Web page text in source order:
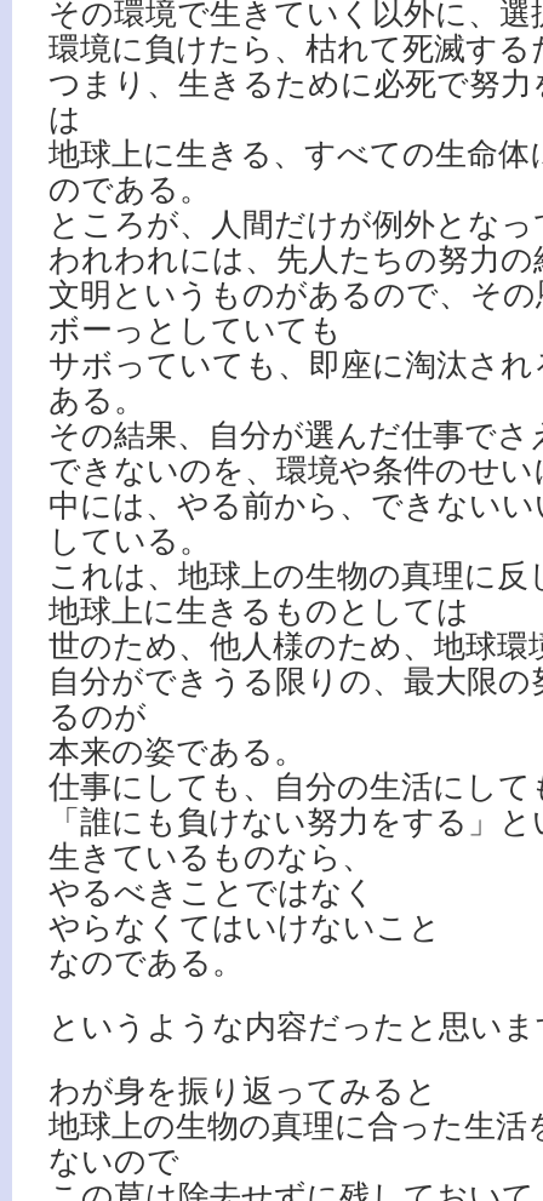
その環境で生きていく以外に、選
環境に負けたら、枯れて死滅す
つまり、生きるために必死で努
は
地球上に生きる、すべての生命
のである。
ところが、人間だけが例外とな
われわれには、先人たちの努力の
文明というものがあるので、そ
ボーっとしていても
サボっていても、即座に淘汰さ
ある。
その結果、自分が選んだ仕事でさ
できないのを、環境や条件のせ
中には、やる前から、できない
している。
これは、地球上の生物の真理に
地球上に生きるものとしては
世のため、他人様のため、地球環
自分ができうる限りの、最大限
るのが
本来の姿である。
仕事にしても、自分の生活にして
「誰にも負けない努力をする」
生きているものなら、
やるべきことではなく
やらなくてはいけないこと
なのである。
というような内容だったと思い
わが身を振り返ってみると
地球上の生物の真理に合った生
ないので